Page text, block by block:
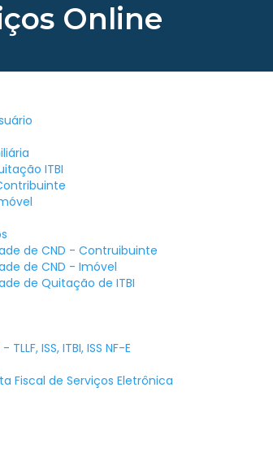
Online
ITBI
de CND - Contruibuinte
de CND - Imóvel
de Quitação de ITBI
ISS, ITBI, ISS NF-E
Fiscal de Serviços Eletrônica